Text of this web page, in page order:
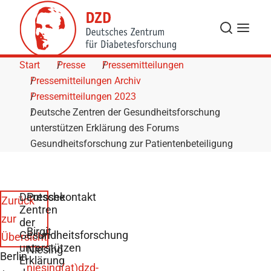
Skip to Content
Suche
Start Presse
Pressemitteilungen
Pressemitteilungen Archiv
Pressemitteilungen 2023
Deutsche Zentren der Gesundheitsforschung
unterstützen Erklärung des Forums
Gesundheitsforschung zur Patientenbeteiligung
Zurück
zur
Übersicht
Berlin
Deutsche
Zentren
der
Gesundheitsforschung
unterstützen
Erklärung
Pressekontakt
Birgit
Niesing
niesing(at)dzd-